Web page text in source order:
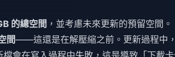
的總空間 ，並考慮未來更新的預留空間。
間——這還是在解壓縮之前。更新過程中